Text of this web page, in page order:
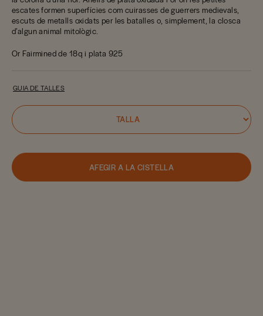
escates formen superfícies com cuirasses de guerrers medievals,
escuts de metalls oxidats per les batalles o, simplement, la closca
d’algun animal mitològic.
Or Fairmined de 18q i plata 925
GUIA DE TALLES
AFEGIR A LA CISTELLA